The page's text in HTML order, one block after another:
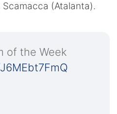
(Atalanta).
of the Week